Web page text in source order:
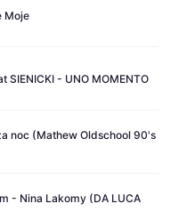
Moje
SIENICKI - UNO MOMENTO
noc (Mathew Oldschool 90's
- Nina Lakomy (DA LUCA